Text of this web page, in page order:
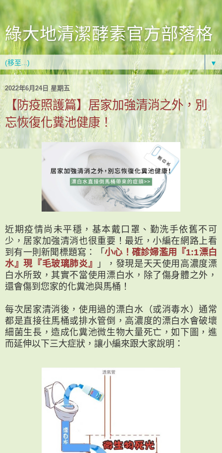
綠大地清潔酵素官方部落格
▼
2022年6月24日 星期五
【防疫照護篇】居家加強清消之外，別
忘恢復化糞池健康！
近期疫情尚未平穩，基本戴口罩、勤洗手依舊不可
少，居家加強清消也很重要！最近，小編在網路上看
到有一則新聞標題寫：「 小心！確診婦濫用『1:1漂白
水』現『毛玻璃肺炎』
」，發現是天天使用高濃度漂
白水所致，其實不當使用漂白水，除了傷身體之外，
還會傷到您家的化糞池與馬桶！
每次居家清消後，使用過的漂白水（或消毒水）通常
都是直接往馬桶或排水管倒，高濃度的漂白水會破壞
細菌生長，造成化糞池微生物大量死亡，如下圖，進
而延伸以下三大症狀，讓小編來跟大家說明：